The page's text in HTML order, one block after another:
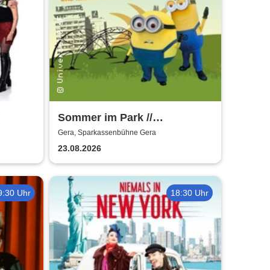
Sommer im Park //
Familienfest
Gera, Sparkassenbühne Gera
23.08.2026
Uhr 18:30 Uhr